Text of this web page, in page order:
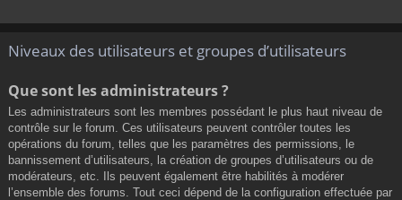
Niveaux des utilisateurs et groupes d’utilisateurs
Que sont les administrateurs ?
Les administrateurs sont les membres possédant le plus haut niveau de
contrôle sur le forum. Ces utilisateurs peuvent contrôler toutes les
opérations du forum, telles que les paramètres des permissions, le
bannissement d’utilisateurs, la création de groupes d’utilisateurs ou de
modérateurs, etc. Ils peuvent également être habilités à modérer
l’ensemble des forums. Tout ceci dépend de la configuration effectuée par